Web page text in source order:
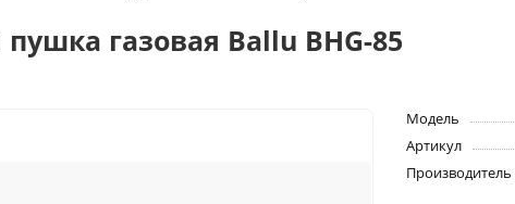
газовая Ballu BHG-85
Модель
Артикул
Производитель